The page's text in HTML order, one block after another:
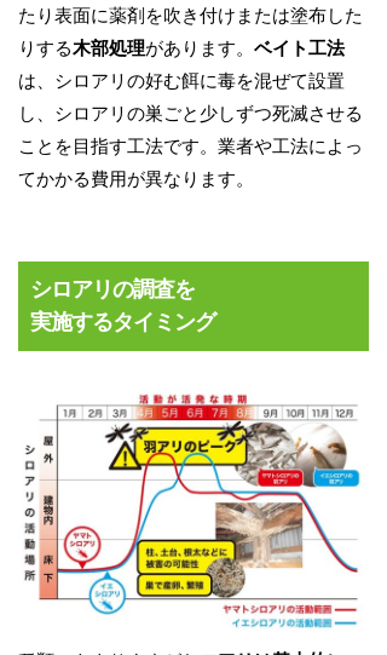
たり表面に薬剤を吹き付けまたは塗布した
りする木部処理があります。 ベイト工法
は、シロアリの好む餌に毒を混ぜて設置
し、シロアリの巣ごと少しずつ死滅させる
ことを目指す工法です。業者や工法によっ
てかかる費用が異なります。
シロアリの調査を
実施するタイミング